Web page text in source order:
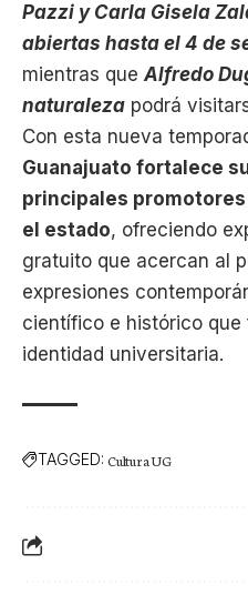
Pazzi y Carla Gisela
abiertas hasta el 4 de
mientras que Alfredo
naturaleza podrá
Con esta nueva
Guanajuato fortalece
principales
el estado, ofreciendo
gratuito que acercan al
expresiones
científico e histórico que
identidad universitaria.
TAGGED: Cultura UG